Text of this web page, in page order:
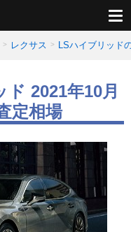
レクサス LSハイブリッド
2021年10月
定相場